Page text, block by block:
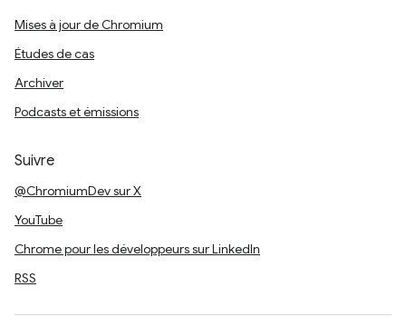
Mises à jour de Chromium
Études de cas
Archiver
Podcasts et émissions
Suivre
@ChromiumDev sur X
YouTube
Chrome pour les développeurs sur LinkedIn
RSS